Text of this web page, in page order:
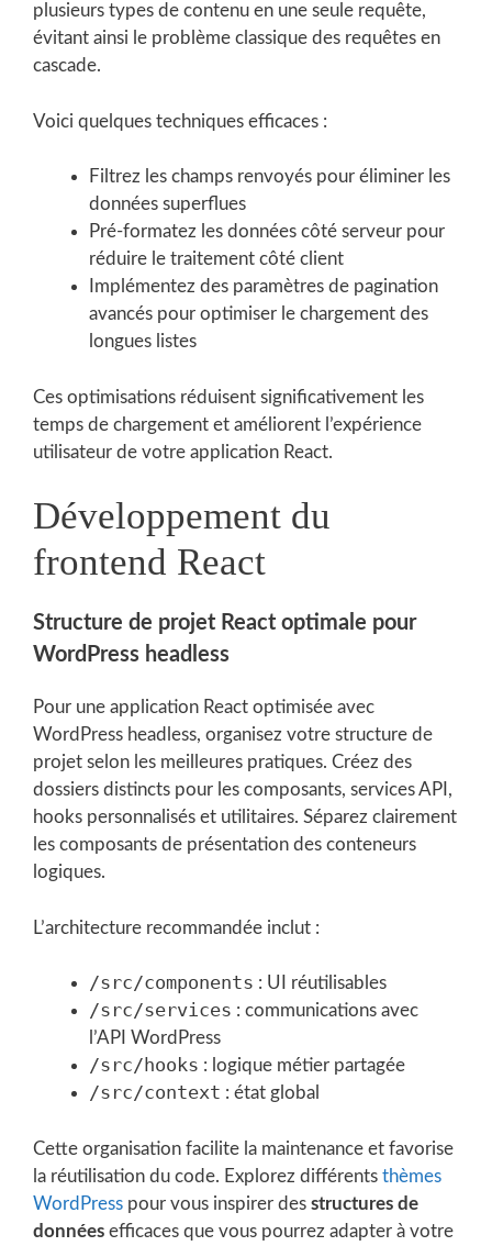
plusieurs types de contenu en une seule requête,
évitant ainsi le problème classique des requêtes en
cascade.
Voici quelques techniques efficaces :
Filtrez les champs renvoyés pour éliminer les
données superflues
Pré-formatez les données côté serveur pour
réduire le traitement côté client
Implémentez des paramètres de pagination
avancés pour optimiser le chargement des
longues listes
Ces optimisations réduisent significativement les
temps de chargement et améliorent l’expérience
utilisateur de votre application React.
Développement du
frontend React
Structure de projet React optimale pour
WordPress headless
Pour une application React optimisée avec
WordPress headless, organisez votre structure de
projet selon les meilleures pratiques. Créez des
dossiers distincts pour les composants, services API,
hooks personnalisés et utilitaires. Séparez clairement
les composants de présentation des conteneurs
logiques.
L’architecture recommandée inclut :
/src/components : UI réutilisables
/src/services : communications avec
l’API WordPress
/src/hooks : logique métier partagée
/src/context : état global
Cette organisation facilite la maintenance et favorise
la réutilisation du code. Explorez différents thèmes
WordPress pour vous inspirer des structures de
données efficaces que vous pourrez adapter à votre